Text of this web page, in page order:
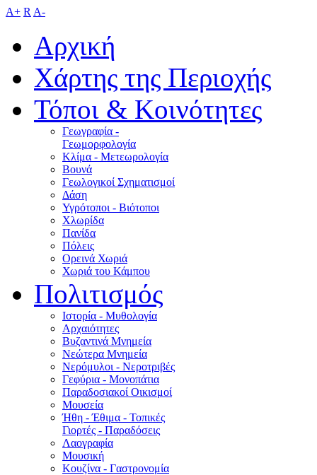
A+ R A-
Αρχική
Χάρτης της Περιοχής
Τόποι & Κοινότητες
Γεωγραφία -
Γεωμορφολογία
Κλίμα - Mετεωρολογία
Βουνά
Γεωλογικοί Σχηματισμοί
Δάση
Υγρότοποι - Βιότοποι
Χλωρίδα
Πανίδα
Πόλεις
Ορεινά Χωριά
Χωριά του Κάμπου
Πολιτισμός
Ιστορία - Μυθολογία
Αρχαιότητες
Βυζαντινά Μνημεία
Νεώτερα Μνημεία
Νερόμυλοι - Nεροτριβές
Γεφύρια - Μονοπάτια
Παραδοσιακοί Οικισμοί
Μουσεία
Ήθη - Έθιμα - Τοπικές
Γιορτές - Παραδόσεις
Λαογραφία
Μουσική
Κουζίνα - Γαστρονομία